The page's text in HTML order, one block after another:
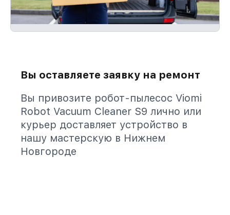
Вы оставляете заявку на ремонт
Вы привозите робот-пылесос Viomi
Robot Vacuum Cleaner S9 лично или
курьер доставляет устройство в
нашу мастерскую в Нижнем
Новгороде